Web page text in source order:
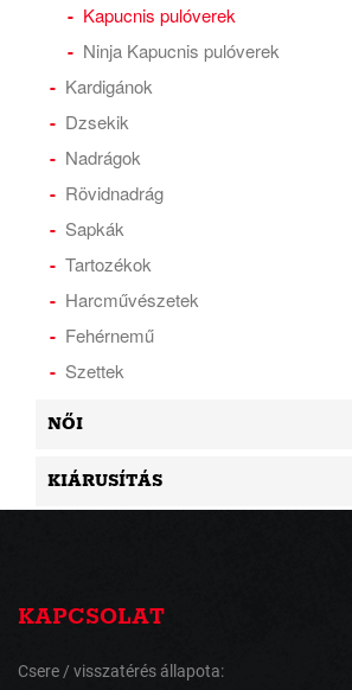
Kapucnis pulóverek
Ninja Kapucnis pulóverek
Kardigánok
Dzsekik
Nadrágok
Rövidnadrág
Sapkák
Tartozékok
Harcművészetek
Fehérnemű
Szettek
NŐI
KIÁRUSÍTÁS
KAPCSOLAT
Csere / visszatérés állapota: